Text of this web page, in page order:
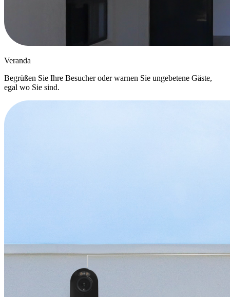
Veranda
Begrüßen Sie Ihre Besucher oder warnen Sie ungebetene Gäste,
egal wo Sie sind.